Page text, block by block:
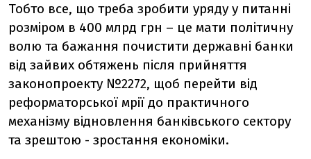
Тобто все, що треба зробити уряду у питанні
розміром в 400 млрд грн – це мати політичну
волю та бажання почистити державні банки
від зайвих обтяжень після прийняття
законопроекту №2272, щоб перейти від
реформаторської мрії до практичного
механізму відновлення банківського сектору
та зрештою - зростання економіки.